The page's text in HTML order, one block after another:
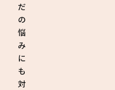
だ
の
悩
み
に
も
対